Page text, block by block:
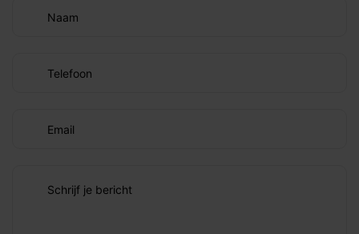
Naam
Telefoon
Email
Schrijf je bericht